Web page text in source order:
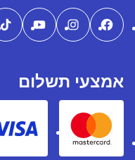
אמצעי תשלום
Mastercard